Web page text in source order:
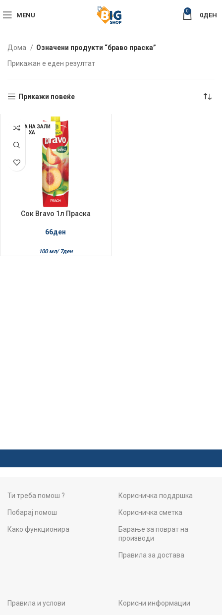
MENU
0
0ДЕН
Дома
Означени продукти “браво праска”
Прикажан е еден резултат
Прикажи повеќе
НЕМА НА ЗАЛИ
ХА
Сок Bravo 1л Праска
66ден
100 мл/ 7ден
Ти треба помош ?
Побарај помош
Како функционира
Корисничка поддршка
Корисничка сметка
Барање за поврат на
производи
Правила за достава
Правила и услови Корисни информации